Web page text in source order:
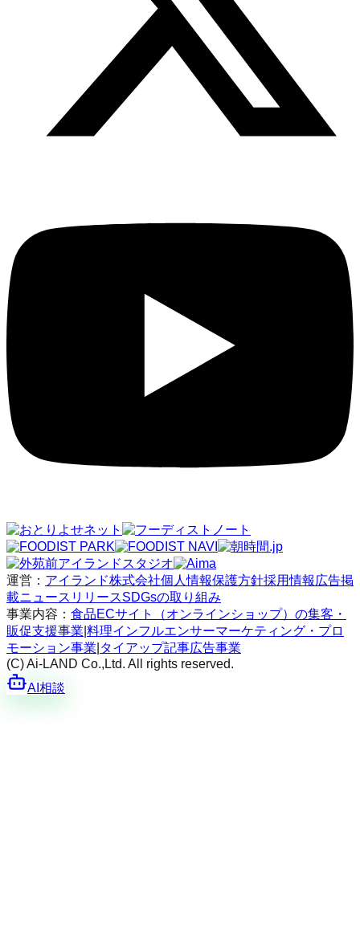
運営： アイランド株式会社個人情報保護方針採用情報 広告掲
載ニュースリリースSDGsの取り組み
事業内容： 食品ECサイト（オンラインショップ）の集客・
販促支援事業 料理インフルエンサーマーケティング・プロ
モーション事業 タイアップ記事広告事業
(C) Ai-LAND Co.,Ltd. All rights reserved.
AI相談